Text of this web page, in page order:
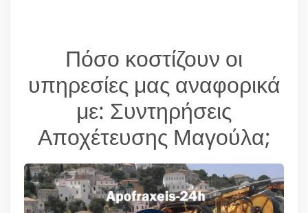
Πόσο κοστίζουν οι
υπηρεσίες μας αναφορικά
με: Συντηρήσεις
Αποχέτευσης Μαγούλα;